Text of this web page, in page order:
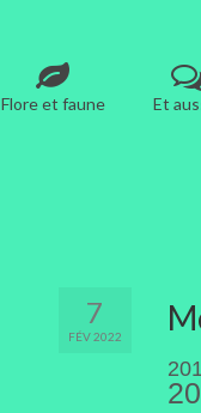
Flore et faune Et
7
FÉV 2022